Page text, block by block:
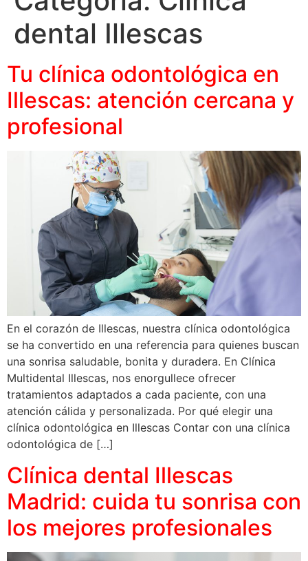
dental Illescas
Tu clínica odontológica en
Illescas: atención cercana y
profesional
En el corazón de Illescas, nuestra clínica odontológica
se ha convertido en una referencia para quienes buscan
una sonrisa saludable, bonita y duradera. En Clínica
Multidental Illescas, nos enorgullece ofrecer
tratamientos adaptados a cada paciente, con una
atención cálida y personalizada. Por qué elegir una
clínica odontológica en Illescas Contar con una clínica
odontológica de […]
Clínica dental Illescas
Madrid: cuida tu sonrisa con
los mejores profesionales